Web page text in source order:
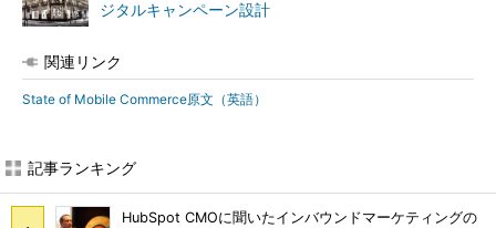
ジタルキャンペーン設計
関連リンク
State of Mobile Commerce原文（英語）
記事ランキング
HubSpot CMOに聞いたインバウンドマーケティングの